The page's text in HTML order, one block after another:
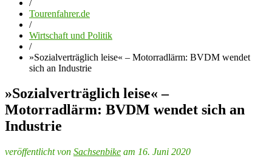
/
Tourenfahrer.de
/
Wirtschaft und Politik
/
»Sozialverträglich leise« – Motorradlärm: BVDM wendet
sich an Industrie
»Sozialverträglich leise« –
Motorradlärm: BVDM wendet sich an
Industrie
veröffentlicht von Sachsenbike am 16. Juni 2020